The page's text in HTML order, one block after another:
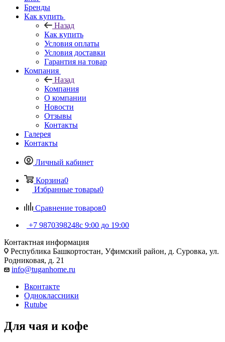
Бренды
Как купить
Назад
Как купить
Условия оплаты
Условия доставки
Гарантия на товар
Компания
Назад
Компания
О компании
Новости
Отзывы
Контакты
Галерея
Контакты
Личный кабинет
Корзина0
Избранные товары0
Сравнение товаров0
+7 9870398248с 9:00 до 19:00
Контактная информация
Республика Башкортостан, Уфимский район, д. Суровка, ул.
Родниковая, д. 21
info@tuganhome.ru
Вконтакте
Одноклассники
Rutube
Для чая и кофе